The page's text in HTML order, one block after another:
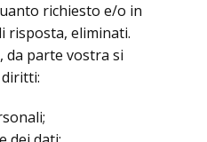
richiesto e/o in
risposta, eliminati.
da parte vostra si